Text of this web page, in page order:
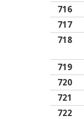
716
717
718
719
720
721
722